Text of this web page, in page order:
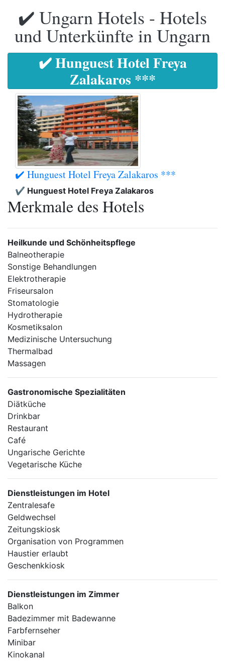
✔️ Ungarn Hotels - Hotels
und Unterkünfte in Ungarn
✔️ Hunguest Hotel Freya
Zalakaros ***
✔️ Hunguest Hotel Freya Zalakaros ***
✔️ Hunguest Hotel Freya Zalakaros
Merkmale des Hotels
Heilkunde und Schönheitspflege
Balneotherapie
Sonstige Behandlungen
Elektrotherapie
Friseursalon
Stomatologie
Hydrotherapie
Kosmetiksalon
Medizinische Untersuchung
Thermalbad
Massagen
Gastronomische Spezialitäten
Diätküche
Drinkbar
Restaurant
Café
Ungarische Gerichte
Vegetarische Küche
Dienstleistungen im Hotel
Zentralesafe
Geldwechsel
Zeitungskiosk
Organisation von Programmen
Haustier erlaubt
Geschenkkiosk
Dienstleistungen im Zimmer
Balkon
Badezimmer mit Badewanne
Farbfernseher
Minibar
Kinokanal